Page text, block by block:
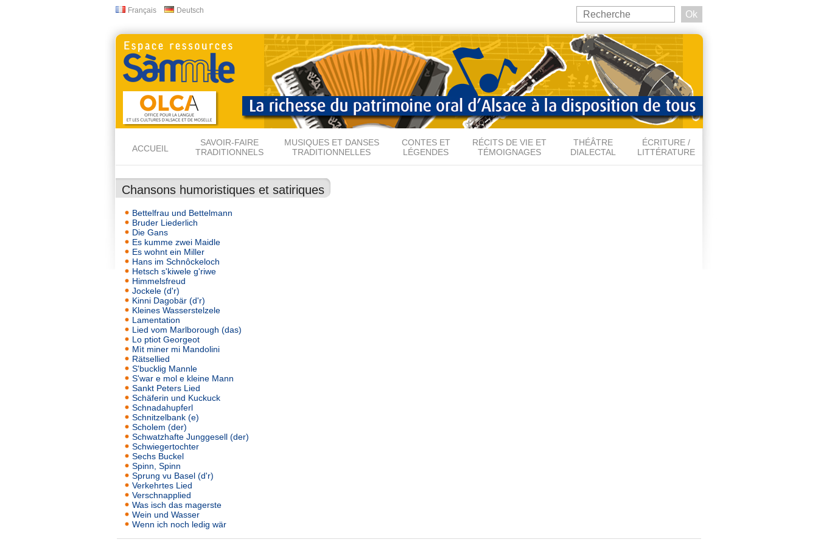
principal
Français Deutsch
Formulaire de recherche
Search
this
site
ACCUEIL
SAVOIR-FAIRE
TRADITIONNELS
MUSIQUES ET DANSES
TRADITIONNELLES
CONTES ET
LÉGENDES
RÉCITS DE VIE ET
TÉMOIGNAGES
THÉÂTRE
DIALECTAL
ÉCRITURE /
LITTÉRATURE
Chansons humoristiques et satiriques
Bettelfrau und Bettelmann
Bruder Liederlich
Die Gans
Es kumme zwei Maidle
Es wohnt ein Miller
Hans im Schnôckeloch
Hetsch s'kiwele g'riwe
Himmelsfreud
Jockele (d'r)
Kinni Dagobär (d'r)
Kleines Wasserstelzele
Lamentation
Lied vom Marlborough (das)
Lo ptiot Georgeot
Mìt miner mi Mandolini
Rätsellied
S'bucklig Mannle
S'war e mol e kleine Mann
Sankt Peters Lied
Schäferin und Kuckuck
Schnadahupferl
Schnitzelbank (e)
Scholem (der)
Schwatzhafte Junggesell (der)
Schwiegertochter
Sechs Buckel
Spinn, Spinn
Sprung vu Basel (d'r)
Verkehrtes Lied
Verschnapplied
Was isch das magerste
Wein und Wasser
Wenn ich noch ledig wär